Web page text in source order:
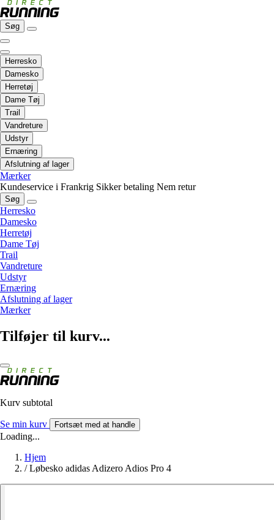
Søg
Herresko
Damesko
Herretøj
Dame Tøj
Trail
Vandreture
Udstyr
Ernæring
Afslutning af lager
Mærker
Kundeservice i Frankrig Sikker betaling Nem retur
Søg
Herresko
Damesko
Herretøj
Dame Tøj
Trail
Vandreture
Udstyr
Ernæring
Afslutning af lager
Mærker
Tilføjer til kurv...
Kurv subtotal
Se min kurv Fortsæt med at handle
Loading...
Hjem
/ Løbesko adidas Adizero Adios Pro 4